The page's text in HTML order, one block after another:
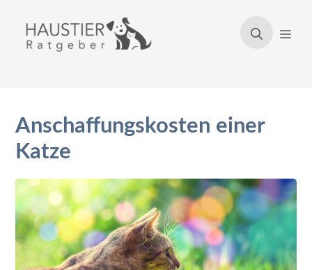
Inhalt
springen
Anschaffungskosten einer
Katze